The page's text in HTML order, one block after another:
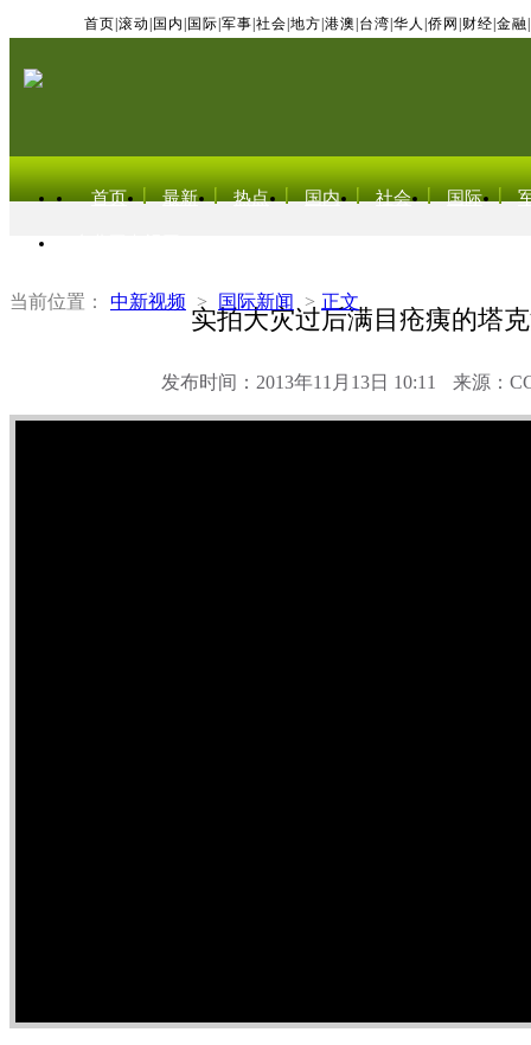
首页 滚动 国内 国际 军事 社会 地方 港澳 台湾 华人 侨网 财经 金融
首页 最新 热点 国内 社会 国际
当前位置： 中新视频 > 国际新闻 > 正文
实拍大灾过后满目疮痍的塔
发布时间：2013年11月13日 10:11 来源：